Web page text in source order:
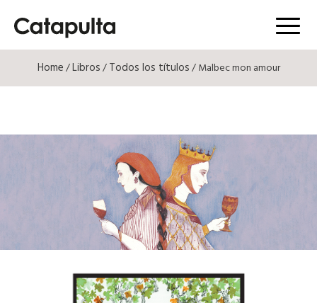
Menú
Home/Libros/Todos los títulos/ Malbec mon amour